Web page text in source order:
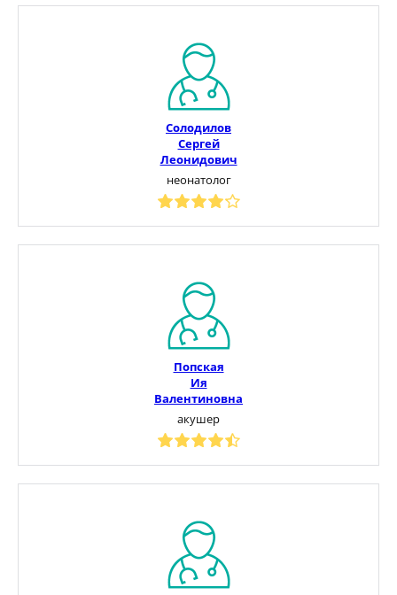
Солодилов
Сергей
Леонидович
неонатолог
Попская
Ия
Валентиновна
акушер